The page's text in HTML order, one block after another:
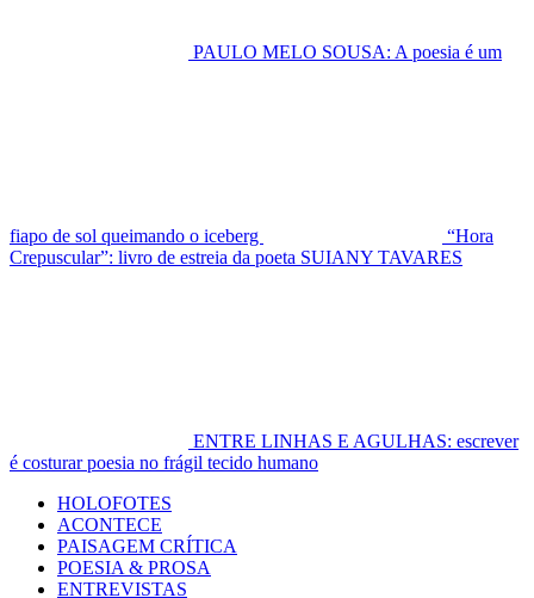
PAULO MELO SOUSA: A poesia é um
fiapo de sol queimando o iceberg
“Hora
Crepuscular”: livro de estreia da poeta SUIANY TAVARES
ENTRE LINHAS E AGULHAS: escrever
é costurar poesia no frágil tecido humano
Primary
Menu
HOLOFOTES
ACONTECE
PAISAGEM CRÍTICA
POESIA & PROSA
ENTREVISTAS